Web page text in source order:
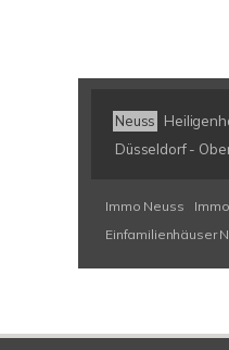
Neuss
Düsseldorf -
Immo Neuss
Einfamilienhäuser